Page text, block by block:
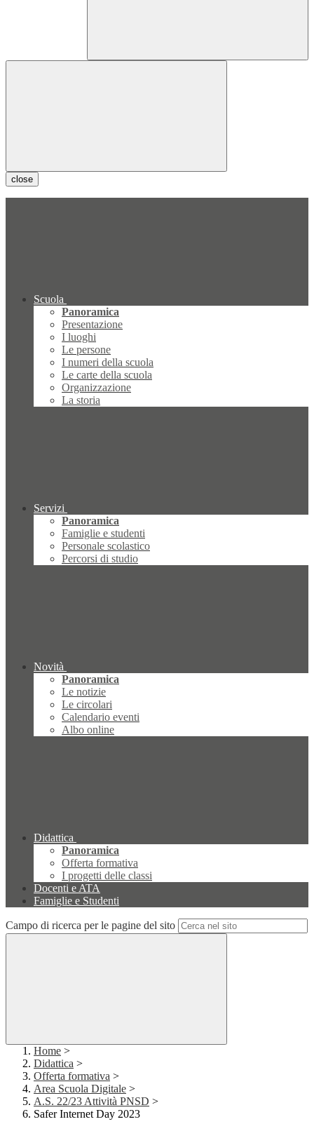
close
Scuola
Panoramica
Presentazione
I luoghi
Le persone
I numeri della scuola
Le carte della scuola
Organizzazione
La storia
Servizi
Panoramica
Famiglie e studenti
Personale scolastico
Percorsi di studio
Novità
Panoramica
Le notizie
Le circolari
Calendario eventi
Albo online
Didattica
Panoramica
Offerta formativa
I progetti delle classi
Docenti e ATA
Famiglie e Studenti
Campo di ricerca per le pagine del sito
Home >
Didattica >
Offerta formativa >
Area Scuola Digitale >
A.S. 22/23 Attività PNSD >
Safer Internet Day 2023